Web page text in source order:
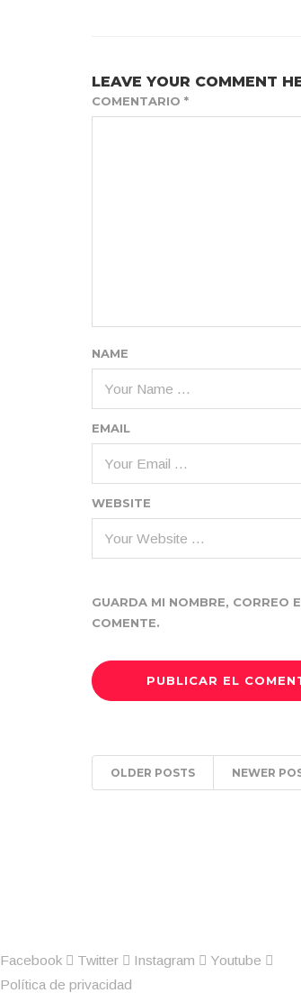
LEAVE YOUR COMMENT
COMENTARIO *
NAME
EMAIL
WEBSITE
GUARDA MI NOMBRE, CORREO
COMENTE.
OLDER POSTS NEWER
Facebook Twitter Instagram
Youtube
Política de privacidad